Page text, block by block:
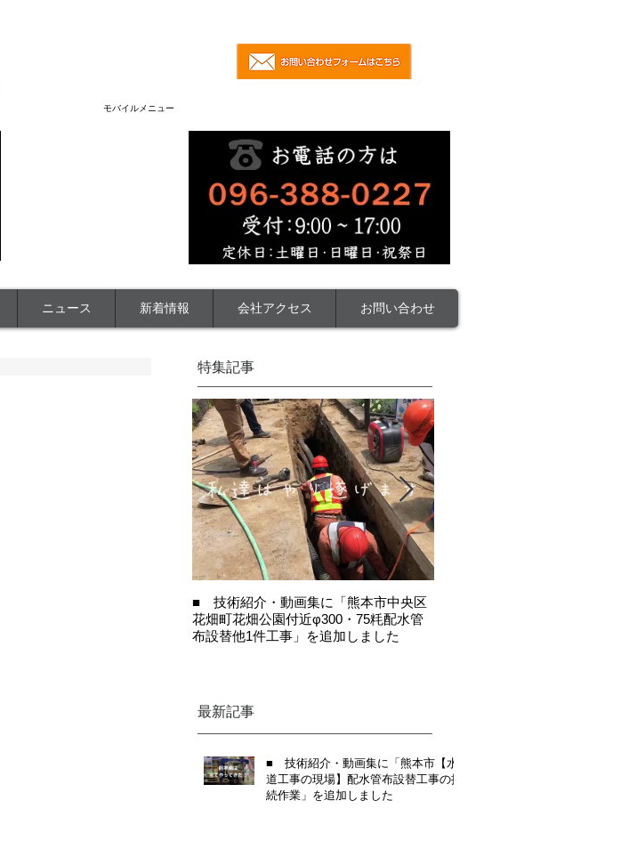
​モバイルメニュー
ニュース 新着情報 会社アクセス お問い合わせ
特集記事
■ 技術紹介・動画集に「熊本市中央区
花畑町花畑公園付近φ300・75粍配水管
布設替他1件工事」を追加しました
最新記事
■ 技術紹介・動画集に「熊本市【水
道工事の現場】配水管布設替工事の接
続作業」を追加しました